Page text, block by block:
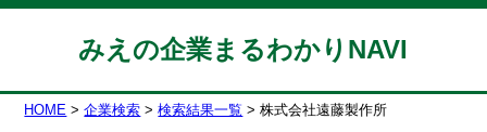
みえの企業まるわかりNAVI
HOME 企業検索 検索結果一覧 株式会社遠藤製作所